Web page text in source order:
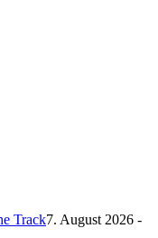
Track7. August 2026 -